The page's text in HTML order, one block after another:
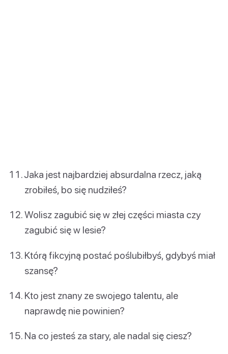
Jaka jest najbardziej absurdalna rzecz, jaką
zrobiłeś, bo się nudziłeś?
Wolisz zagubić się w złej części miasta czy
zagubić się w lesie?
Którą fikcyjną postać poślubiłbyś, gdybyś miał
szansę?
Kto jest znany ze swojego talentu, ale
naprawdę nie powinien?
Na co jesteś za stary, ale nadal się ciesz?